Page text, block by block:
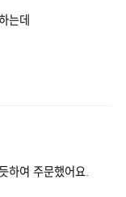
220mm
드씰(글자 제외) 5개
는데
하여 주문했어요.